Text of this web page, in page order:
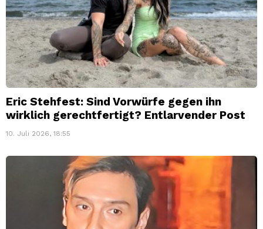
Eric Stehfest: Sind Vorwürfe gegen ihn
wirklich gerechtfertigt? Entlarvender Post
10. Juli 2026, 18:55